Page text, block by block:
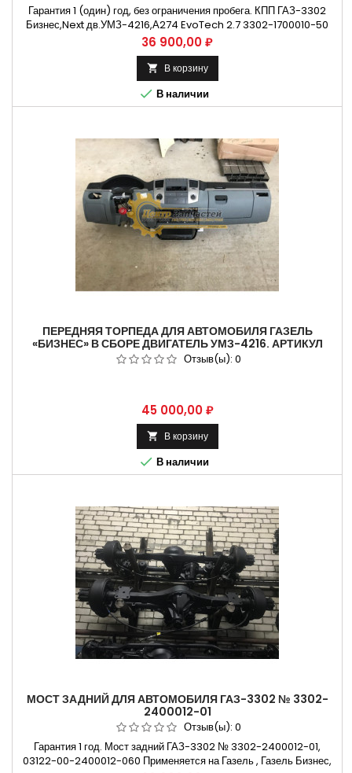
Гарантия 1 (один) год, без ограничения пробега. КПП ГАЗ-3302
Бизнес,Next дв.УМЗ-4216,А274 EvoTech 2.7 3302-1700010-50
Применяется на автомобилях Газ-3302 и их модификациях.
Устанавливается на Автомобиль газель 3302 Двигатель
УМЗ-4216,А274 EvoTech 2.7 Действует расширенная гарантия
1(один) год не требующая установки коробки передач газель на
СТО. В...
Цена
36 900,00 ₽
 В корзину
 В наличии
ПЕРЕДНЯЯ ТОРПЕДА ДЛЯ АВТОМОБИЛЯ ГАЗЕЛЬ
«БИЗНЕС» В СБОРЕ ДВИГАТЕЛЬ УМЗ-4216. АРТИКУЛ
2705.5325010-330.
Отзыв(ы): 0
Цена
45 000,00 ₽
 В корзину
 В наличии
МОСТ ЗАДНИЙ ДЛЯ АВТОМОБИЛЯ ГАЗ-3302 № 3302-
2400012-01
Отзыв(ы): 0
Гарантия 1 год. Мост задний ГАЗ-3302 № 3302-2400012-01,
03122-00-2400012-060 Применяется на Газель , Газель Бизнес,